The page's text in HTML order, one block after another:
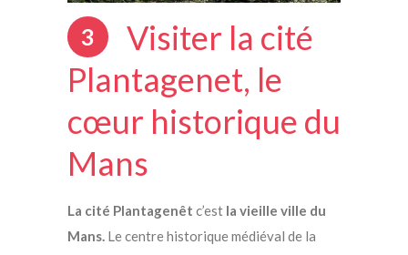
3
Visiter la cité
Plantagenet, le
cœur historique du
Mans
La cité Plantagenêt c’est la vieille ville du
Mans. Le centre historique médiéval de la